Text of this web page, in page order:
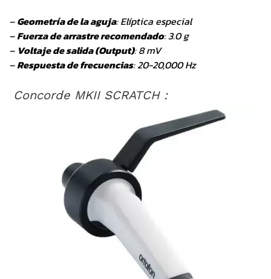
–Geometría de la aguja: Elíptica especial
–Fuerza de arrastre recomendado: 3.0 g
– Voltaje de salida (Output): 8 mV
–Respuesta de frecuencias: 20-20,000 Hz
Concorde MKII SCRATCH :